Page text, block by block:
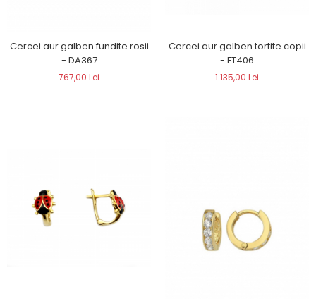
Cercei aur galben fundite rosii
- DA367
767,00 Lei
Cercei aur galben tortite copii
- FT406
1.135,00 Lei